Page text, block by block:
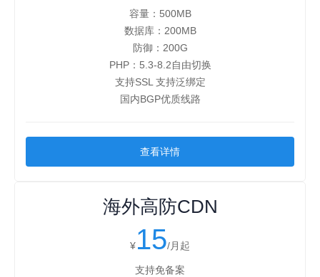
容量：500MB
数据库：200MB
防御：200G
PHP：5.3-8.2自由切换
支持SSL 支持泛绑定
国内BGP优质线路
查看详情
海外高防CDN
¥15/月起
支持免备案